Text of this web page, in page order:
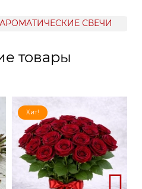
АРОМАТИЧЕСКИЕ СВЕЧИ
товары
Хит!